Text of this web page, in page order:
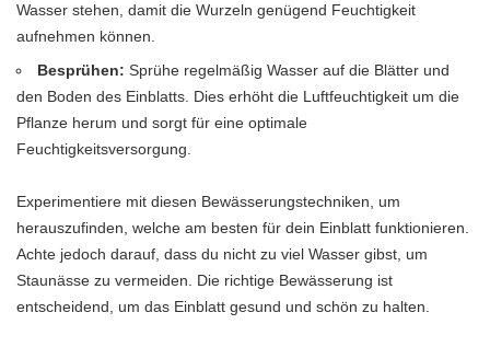
Wasser stehen, damit die Wurzeln genügend Feuchtigkeit
aufnehmen können.
Besprühen: Sprühe regelmäßig Wasser auf die Blätter und
den Boden des Einblatts. Dies erhöht die Luftfeuchtigkeit um die
Pflanze herum und sorgt für eine optimale
Feuchtigkeitsversorgung.
Experimentiere mit diesen Bewässerungstechniken, um
herauszufinden, welche am besten für dein Einblatt funktionieren.
Achte jedoch darauf, dass du nicht zu viel Wasser gibst, um
Staunässe zu vermeiden. Die richtige Bewässerung ist
entscheidend, um das Einblatt gesund und schön zu halten.